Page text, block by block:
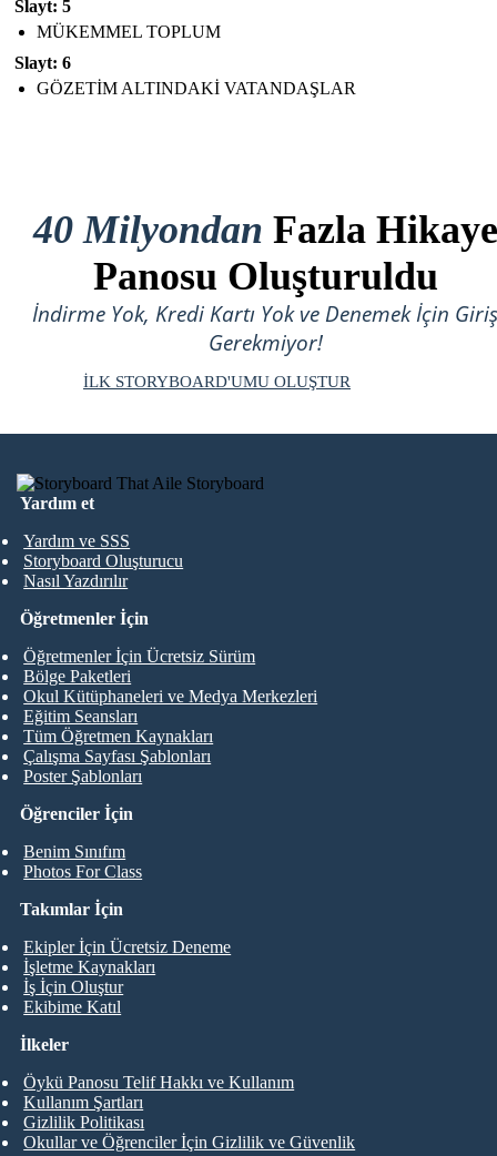
Slayt: 5
MÜKEMMEL TOPLUM
Slayt: 6
GÖZETİM ALTINDAKİ VATANDAŞLAR
40 Milyondan Fazla Hikaye
Panosu Oluşturuldu
İndirme Yok, Kredi Kartı Yok ve Denemek İçin Giriş
Gerekmiyor!
İLK STORYBOARD'UMU OLUŞTUR
Yardım et
Yardım ve SSS
Storyboard Oluşturucu
Nasıl Yazdırılır
Öğrenciler İçin
Benim Sınıfım
Photos For Class
Öğretmenler İçin
Öğretmenler İçin Ücretsiz Sürüm
Bölge Paketleri
Okul Kütüphaneleri ve Medya Merkezleri
Eğitim Seansları
Tüm Öğretmen Kaynakları
Çalışma Sayfası Şablonları
Poster Şablonları
Takımlar İçin
Ekipler İçin Ücretsiz Deneme
İşletme Kaynakları
İş İçin Oluştur
Ekibime Katıl
İlkeler
Öykü Panosu Telif Hakkı ve Kullanım
Kullanım Şartları
Gizlilik Politikası
Okullar ve Öğrenciler İçin Gizlilik ve Güvenlik